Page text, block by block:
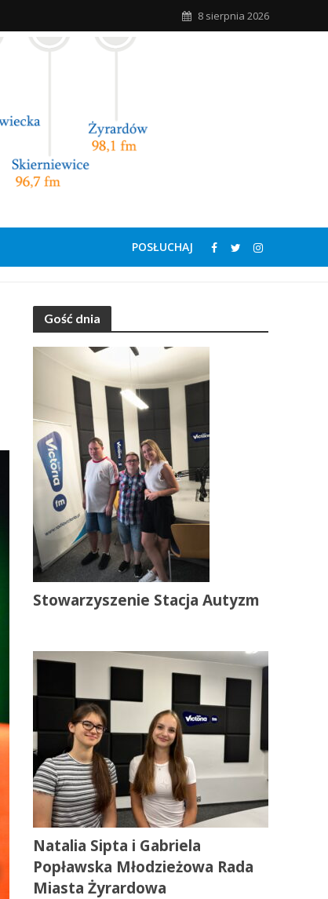
8 sierpnia 2026
POSŁUCHAJ
Gość dnia
Stowarzyszenie Stacja Autyzm
Natalia Sipta i Gabriela
Popławska Młodzieżowa Rada
Miasta Żyrardowa